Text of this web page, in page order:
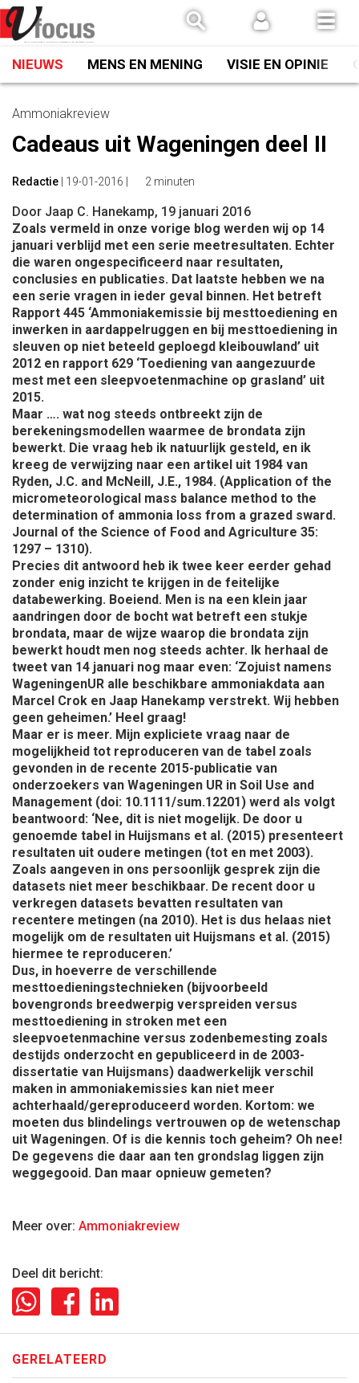
Spring
naar
inhoud
NIEUWS MENS EN MENING VISIE EN OPINIE
Ammoniakreview
Cadeaus uit Wageningen deel II
Redactie 19-01-2016 2 minuten
Door Jaap C. Hanekamp, 19 januari 2016
Zoals vermeld in onze vorige blog werden wij op 14
januari verblijd met een serie meetresultaten. Echter
die waren ongespecificeerd naar resultaten,
conclusies en publicaties. Dat laatste hebben we na
een serie vragen in ieder geval binnen. Het betreft
Rapport 445 ‘Ammoniakemissie bij mesttoediening en
inwerken in aardappelruggen en bij mesttoediening in
sleuven op niet beteeld geploegd kleibouwland’ uit
2012 en rapport 629 ‘Toediening van aangezuurde
mest met een sleepvoetenmachine op grasland’ uit
2015.
Maar …. wat nog steeds ontbreekt zijn de
berekeningsmodellen waarmee de brondata zijn
bewerkt. Die vraag heb ik natuurlijk gesteld, en ik
kreeg de verwijzing naar een artikel uit 1984 van
Ryden, J.C. and McNeill, J.E., 1984. (Application of the
micrometeorological mass balance method to the
determination of ammonia loss from a grazed sward.
Journal of the Science of Food and Agriculture 35:
1297 – 1310).
Precies dit antwoord heb ik twee keer eerder gehad
zonder enig inzicht te krijgen in de feitelijke
databewerking. Boeiend. Men is na een klein jaar
aandringen door de bocht wat betreft een stukje
brondata, maar de wijze waarop die brondata zijn
bewerkt houdt men nog steeds achter. Ik herhaal de
tweet van 14 januari nog maar even: ‘Zojuist namens
WageningenUR alle beschikbare ammoniakdata aan
Marcel Crok en Jaap Hanekamp verstrekt. Wij hebben
geen geheimen.’ Heel graag!
Maar er is meer. Mijn expliciete vraag naar de
mogelijkheid tot reproduceren van de tabel zoals
gevonden in de recente 2015-publicatie van
onderzoekers van Wageningen UR in Soil Use and
Management (doi: 10.1111/sum.12201) werd als volgt
beantwoord: ‘Nee, dit is niet mogelijk. De door u
genoemde tabel in Huijsmans et al. (2015) presenteert
resultaten uit oudere metingen (tot en met 2003).
Zoals aangeven in ons persoonlijk gesprek zijn die
datasets niet meer beschikbaar. De recent door u
verkregen datasets bevatten resultaten van
recentere metingen (na 2010). Het is dus helaas niet
mogelijk om de resultaten uit Huijsmans et al. (2015)
hiermee te reproduceren.’
Dus, in hoeverre de verschillende
mesttoedieningstechnieken (bijvoorbeeld
bovengronds breedwerpig verspreiden versus
mesttoediening in stroken met een
sleepvoetenmachine versus zodenbemesting zoals
destijds onderzocht en gepubliceerd in de 2003-
dissertatie van Huijsmans) daadwerkelijk verschil
maken in ammoniakemissies kan niet meer
achterhaald/gereproduceerd worden. Kortom: we
moeten dus blindelings vertrouwen op de wetenschap
uit Wageningen. Of is die kennis toch geheim? Oh nee!
De gegevens die daar aan ten grondslag liggen zijn
weggegooid. Dan maar opnieuw gemeten?
Meer over: Ammoniakreview
Deel dit bericht:
GERELATEERD